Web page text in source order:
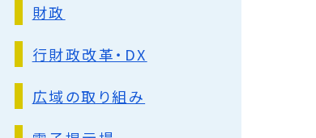
財政
行財政改革・DX
広域の取り組み